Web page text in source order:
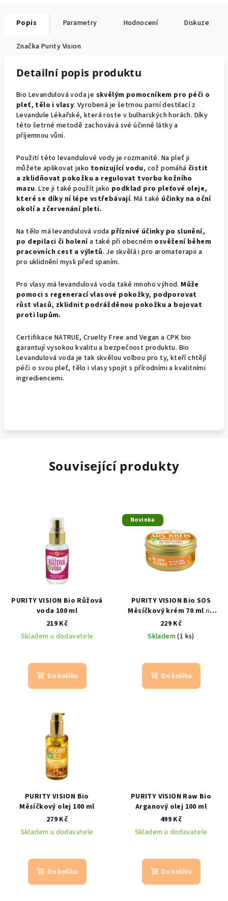
Popis Parametry Hodnocení Diskuze
Značka Purity Vision
Detailní popis produktu
Bio Levandulová voda je skvělým pomocníkem pro péči o
pleť, tělo i vlasy. Vyrobená je šetrnou parní destilací z
Levandule Lékařské, která roste v bulharských horách. Díky
této šetrné metodě zachovává své účinné látky a
příjemnou vůni.
Použití této levandulové vody je rozmanité. Na pleť ji
můžete aplikovat jako tonizující vodu, což pomáhá čistit
a zklidňovat pokožku a regulovat tvorbu kožního
mazu. Lze ji také použít jako podklad pro pleťové oleje,
které se díky ní lépe vstřebávají. Má také účinky na oční
okolí a zčervenání pleti.
Na tělo má levandulová voda příznivé účinky po slunění,
po depilaci či holenía také při obecném osvěžení během
pracovních cest a výletů. Je skvělá i pro aromaterapii a
pro uklidnění mysli před spaním.
Pro vlasy má levandulová voda také mnoho výhod. Může
pomoci s regenerací vlasové pokožky, podporovat
růst vlasů, zklidnit podrážděnou pokožku a bojovat
proti lupům.
Certifikace NATRUE, Cruelty Free and Vegan a CPK bio
garantují vysokou kvalitu a bezpečnost produktu. Bio
Levandulová voda je tak skvělou volbou pro ty, kteří chtějí
péči o svou pleť, tělo i vlasy spojit s přírodními a kvalitními
ingrediencemi.
Související produkty
PURITY VISION Bio Růžová
voda 100 ml
219 Kč
Skladem u dodavatele
Do košíku
Novinka
PURITY VISION Bio SOS
Měsíčkový krém 70 ml na
ekzém, podráždění a
citlivou pleť se zinkem,
neeemem a konopným
229 Kč
Skladem(1 ks)
Do košíku
PURITY VISION Bio
Měsíčkový olej 100 ml
279 Kč
Skladem u dodavatele
Do košíku
PURITY VISION Raw Bio
Arganový olej 100 ml
499 Kč
Skladem u dodavatele
Do košíku